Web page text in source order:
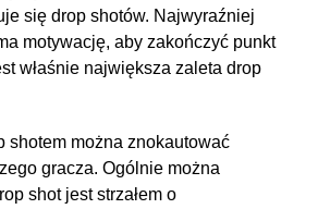
się drop shotów. Najwyraźniej
motywację, aby zakończyć punkt
właśnie największa zaleta drop
shotem można znokautować
gracza. Ogólnie można
shot jest strzałem o